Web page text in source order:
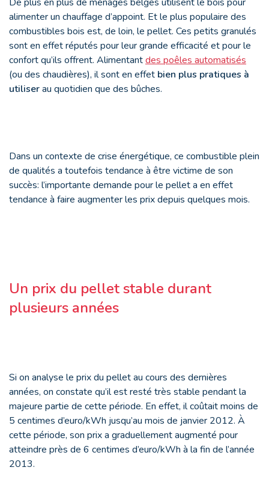
alimenter un chauffage d’appoint. Et le plus populaire des
combustibles bois est, de loin, le pellet. Ces petits granulés
sont en effet réputés pour leur grande efficacité et pour le
confort qu’ils offrent. Alimentantdes poêles automatisés
(ou des chaudières), il sont en effet bien plus pratiques à
utiliserau quotidien que des bûches.
Dans un contexte de crise énergétique, ce combustible plein
de qualités a toutefois tendance à être victime de son
succès: l’importante demande pour le pellet a en effet
tendance à faire augmenter les prix depuis quelques mois.
Un prix du pellet stable durant
plusieurs années
Si on analyse le prix du pellet au cours des dernières
années, on constate qu’il est resté très stable pendant la
majeure partie de cette période. En effet, il coûtait moins de
5 centimes d’euro/kWh jusqu’au mois de janvier 2012. À
cette période, son prix a graduellement augmenté pour
atteindre près de 6 centimes d’euro/kWh à la fin de l’année
2013.